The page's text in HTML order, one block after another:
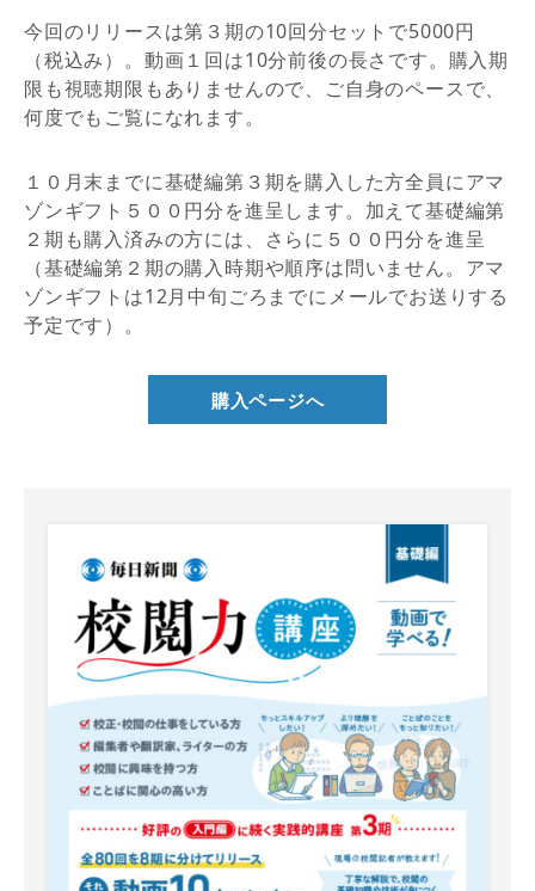
今回のリリースは第３期の10回分セットで5000円
（税込み）。動画１回は10分前後の⻑さです。購⼊期
限も視聴期限もありませんので、ご自身のペースで、
何度でもご覧になれます。
１０月末までに基礎編第３期を購入した方全員にアマ
ゾンギフト５００円分を進呈します。加えて基礎編第
２期も購入済みの方には、さらに５００円分を進呈
（基礎編第２期の購入時期や順序は問いません。アマ
ゾンギフトは12月中旬ごろまでにメールでお送りする
予定です）。
購入ページへ